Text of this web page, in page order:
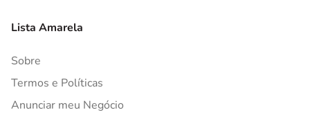
Lista Amarela
Sobre
Termos e Políticas
Anunciar meu Negócio